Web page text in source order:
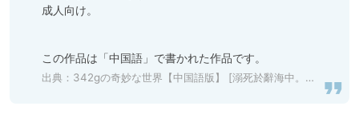
成人向け。
この作品は「中国語」で書かれた作品です。
出典： 342gの奇妙な世界【中国語版】 [溺死於辭海中。] | DLsite 同人 - R18